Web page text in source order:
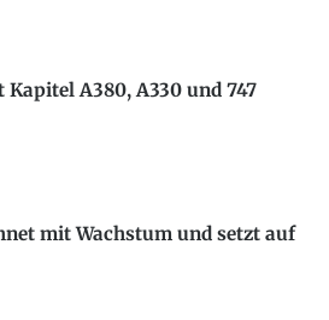
A380, A330 und 747
mit Wachstum und setzt auf